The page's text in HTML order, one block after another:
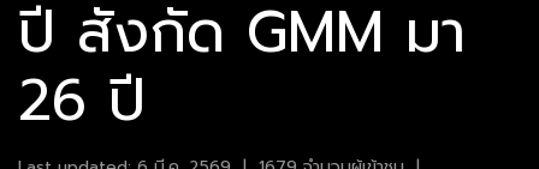
ปี สังกัด GMM มา
26 ปี